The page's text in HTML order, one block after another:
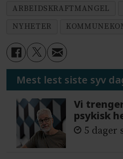
ARBEIDSKRAFTMANGEL
NYHETER
Mest lest siste syv
Vi
psykisk
5 dager